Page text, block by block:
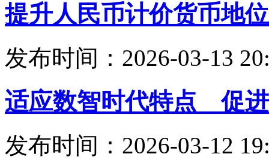
提升人民币计价货币地位
发布时间：2026-03-13
适应数智时代特点 促
发布时间：2026-03-12